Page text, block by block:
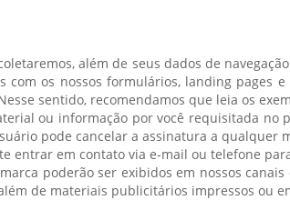
além de seus dados de
os nossos formulários, landing pages
sentido, recomendamos que leia os
ou informação por você requisitada
pode cancelar a assinatura a qualquer
entrar em contato via e-mail ou telefone
poderão ser exibidos em nossos
de materiais publicitários impressos ou